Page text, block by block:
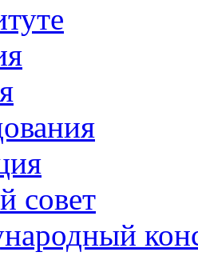
совет